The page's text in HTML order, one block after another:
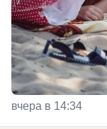
вчера в 14:34